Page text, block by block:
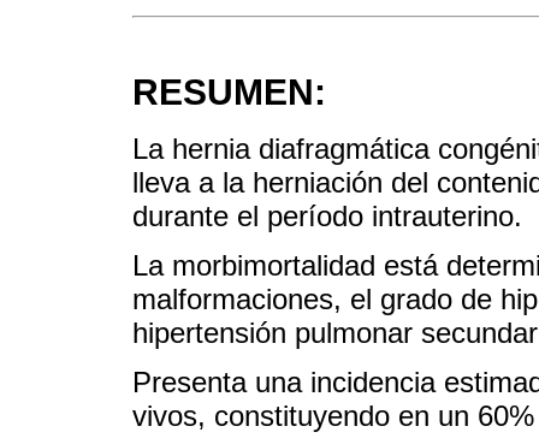
RESUMEN:
La hernia diafragmática
lleva a la herniación del
durante el período intrauterino.
La morbimortalidad está
malformaciones, el grado de
hipertensión pulmonar
Presenta una incidencia
vivos, constituyendo en un